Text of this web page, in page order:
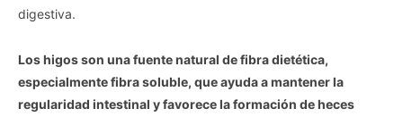
digestiva.
Los higos son una fuente natural de fibra dietética,
especialmente fibra soluble, que ayuda a mantener la
regularidad intestinal y favorece la formación de heces